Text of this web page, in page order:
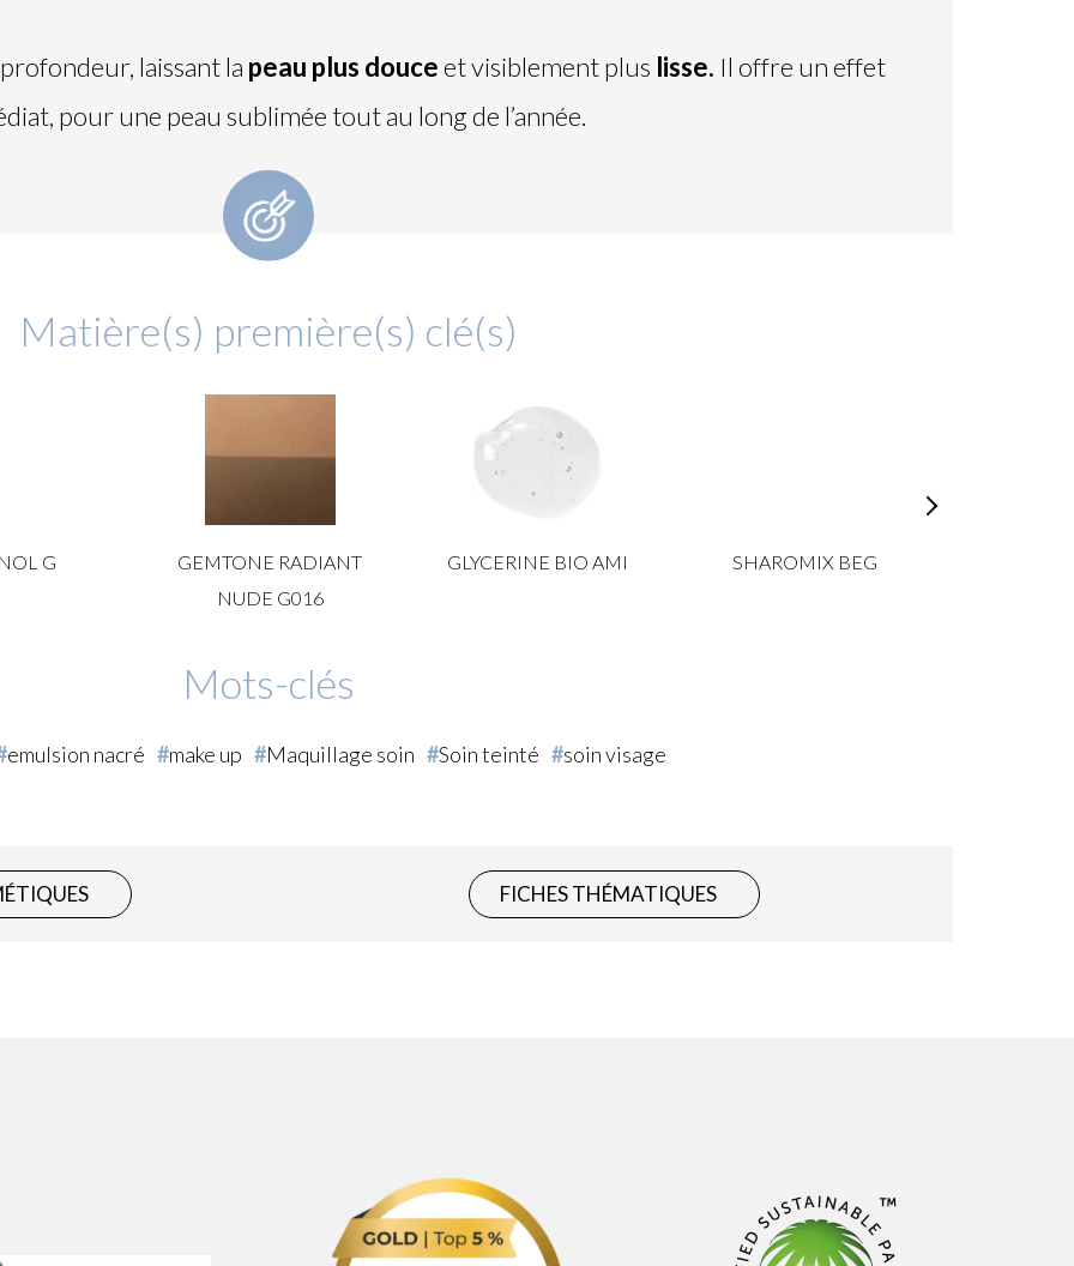
laissant la peau plus douceet visiblement plus lisse. Il offre un effet
pour une peau sublimée tout au long de l’année.
Matière(s) première(s) clé(s)
G
GEMTONE RADIANT
NUDE G016
GLYCERINE BIO AMI SHAROMIX BEG
Mots-clés
emulsion nacré make up Maquillage soin Soin teinté soin visage
FICHES THÉMATIQUES